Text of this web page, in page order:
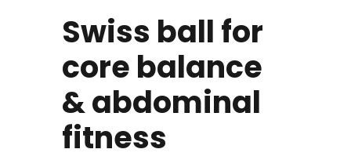
Swiss ball for
core balance
& abdominal
fitness